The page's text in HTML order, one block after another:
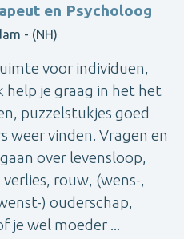
en Psycholoog
- (NH)
voor individuen,
help je graag in het het
puzzelstukjes goed
weer vinden. Vragen en
over levensloop,
rouw, (wens-,
) ouderschap,
je wel moeder ...